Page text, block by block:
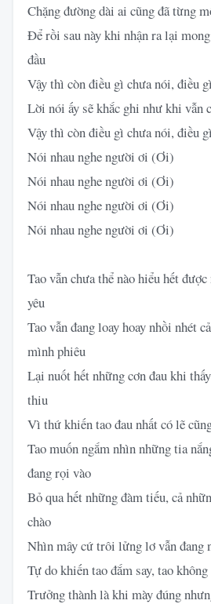
Chặng đường dài ai cũng đã từng
Để rồi sau này khi nhận ra lại
đầu
Vậy thì còn điều gì chưa nói, điều
Lời nói ấy sẽ khắc ghi như khi vẫn
Vậy thì còn điều gì chưa nói, điều
Nói nhau nghe người ơi (Ơi)
Nói nhau nghe người ơi (Ơi)
Nói nhau nghe người ơi (Ơi)
Nói nhau nghe người ơi (Ơi)
Tao vẫn chưa thể nào hiểu hết
yêu
Tao vẫn đang loay hoay nhồi nhét
mình phiêu
Lại nuốt hết những cơn đau khi
thiu
Vì thứ khiến tao đau nhất có lẽ
Tao muốn ngắm nhìn những tia
đang rọi vào
Bỏ qua hết những đàm tiếu, cả
chào
Nhìn mây cứ trôi lửng lơ vẫn đang
Tự do khiến tao đắm say, tao
Trưởng thành là khi mày đúng